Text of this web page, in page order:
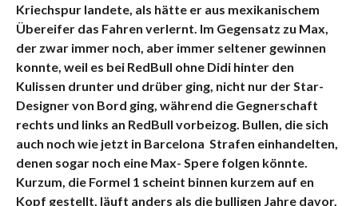
Kriechspur landete, als hätte er aus mexikanischem
Übereifer das Fahren verlernt. Im Gegensatz zu Max,
der zwar immer noch, aber immer seltener gewinnen
konnte, weil es bei RedBull ohne Didi hinter den
Kulissen drunter und drüber ging, nicht nur der Star-
Designer von Bord ging, während die Gegnerschaft
rechts und links an RedBull vorbeizog. Bullen, die sich
auch noch wie jetzt in Barcelona Strafen einhandelten,
denen sogar noch eine Max- Spere folgen könnte.
Kurzum, die Formel 1 scheint binnen kurzem auf en
Kopf gestellt, läuft anders als die bulligen Jahre davor.